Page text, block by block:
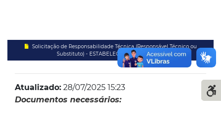
Solicitação de Responsabilidade Técnica (Responsável Técnico ou
Substituto) - ESTABELECIMENTO PRIVADO
Atualizado: 28/07/2025 15:23
Documentos necessários: